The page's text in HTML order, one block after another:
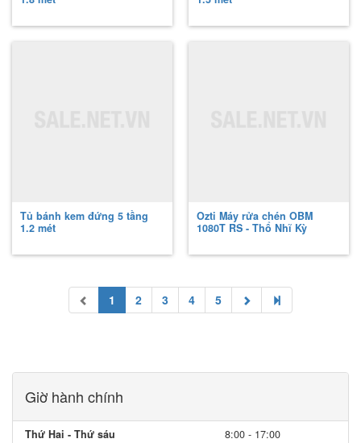
Tủ bánh kem đứng 5 tầng
1.2 mét
Ozti Máy rửa chén OBM
1080T RS - Thổ Nhĩ Kỳ
1 2 3 4 5
Giờ hành chính
Thứ Hai - Thứ sáu
8:00 - 17:00